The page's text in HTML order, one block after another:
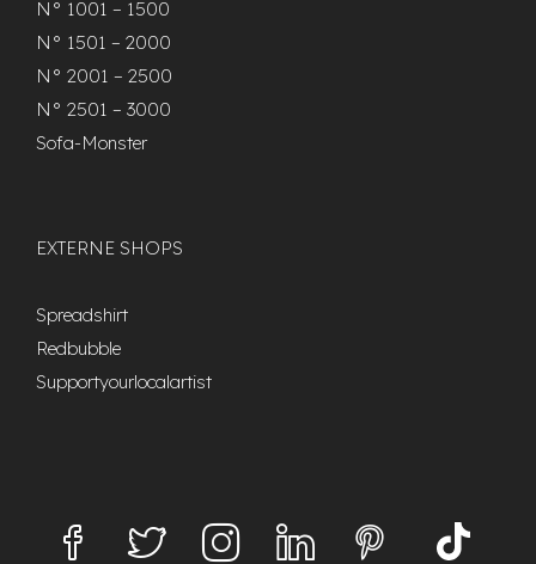
N° 1001 – 1500
N° 1501 – 2000
N° 2001 – 2500
N° 2501 – 3000
Sofa-Monster
EXTERNE SHOPS
Spreadshirt
Redbubble
Supportyourlocalartist